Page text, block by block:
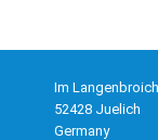
Im
52428 Juelich
Germany